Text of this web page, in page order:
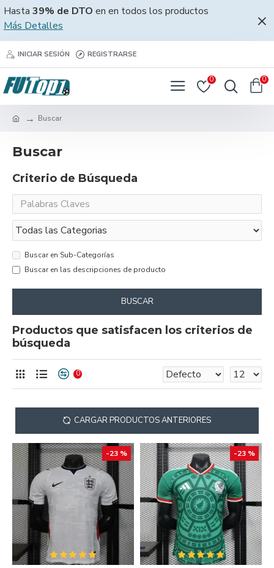
Hasta 39% de DTO en en todos los productos
Más Detalles
INICIAR SESIÓN REGISTRARSE
0 0
Buscar
Buscar
Criterio de Búsqueda
Buscar en Sub-Categorías
Buscar en las descripciones de producto
BUSCAR
Productos que satisfacen los criterios de
búsqueda
0
CARGAR PRODUCTOS ANTERIORES
-23 % -23 %